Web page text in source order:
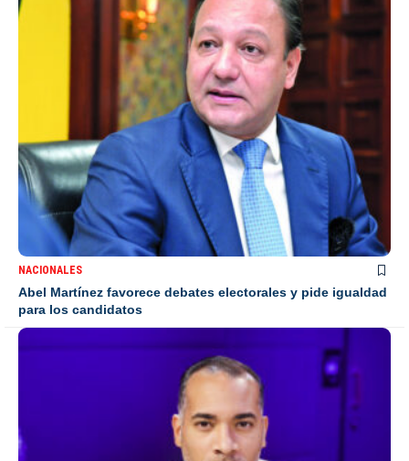
NACIONALES
Abel Martínez favorece debates electorales y pide igualdad
para los candidatos